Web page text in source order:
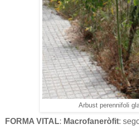
Arbust perennifoli
FORMA VITAL: Macrofaneròfit: